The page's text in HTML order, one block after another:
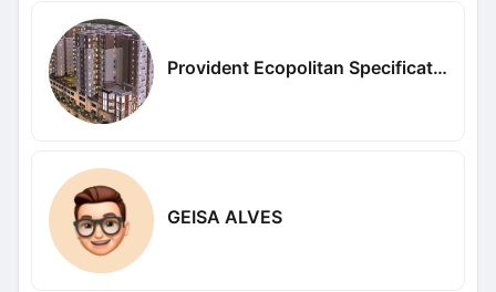
Provident Ecopolitan Specifications
GEISA ALVES